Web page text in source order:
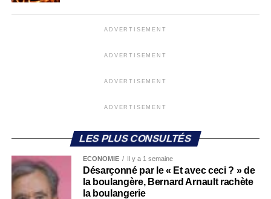
ADVERTISEMENT
ADVERTISEMENT
ADVERTISEMENT
ADVERTISEMENT
LES PLUS CONSULTÉS
ECONOMIE Il y a 1 semaine
Désarçonné par le « Et avec ceci ? » de
la boulangère, Bernard Arnault rachète
la boulangerie